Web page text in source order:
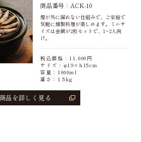
商品番号：ACK-10
煙が外に漏れない仕組みで、ご家庭で
気軽に燻製料理が楽しめます。ミニサ
イズは金網が2枚セットで、1~2人向
け。
税込価格： 11,000 円
サイズ：φ19×h15cm
容量：1000ml
重さ：1.5kg
商品を詳しく見る